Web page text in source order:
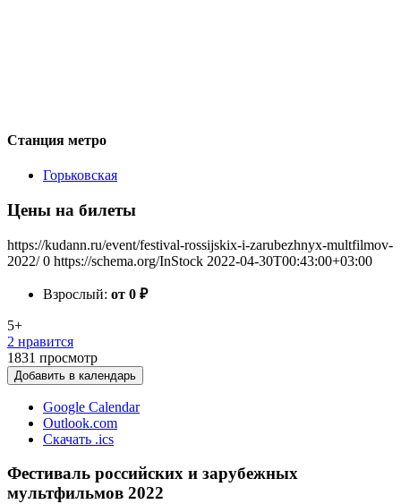
Станция метро
Горьковская
Цены на билеты
https://kudann.ru/event/festival-rossijskix-i-zarubezhnyx-multfilmov-
2022/ 0 https://schema.org/InStock 2022-04-30T00:43:00+03:00
Взрослый: от 0 ₽
5+
2 нравится
1831 просмотр
Добавить в календарь
Google Calendar
Outlook.com
Скачать .ics
Фестиваль российских и зарубежных
мультфильмов 2022